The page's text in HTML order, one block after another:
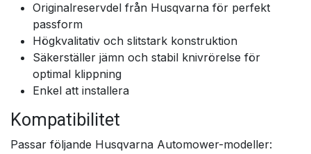
Originalreservdel från Husqvarna för perfekt
passform
Högkvalitativ och slitstark konstruktion
Säkerställer jämn och stabil knivrörelse för
optimal klippning
Enkel att installera
Kompatibilitet
Passar följande Husqvarna Automower-modeller: